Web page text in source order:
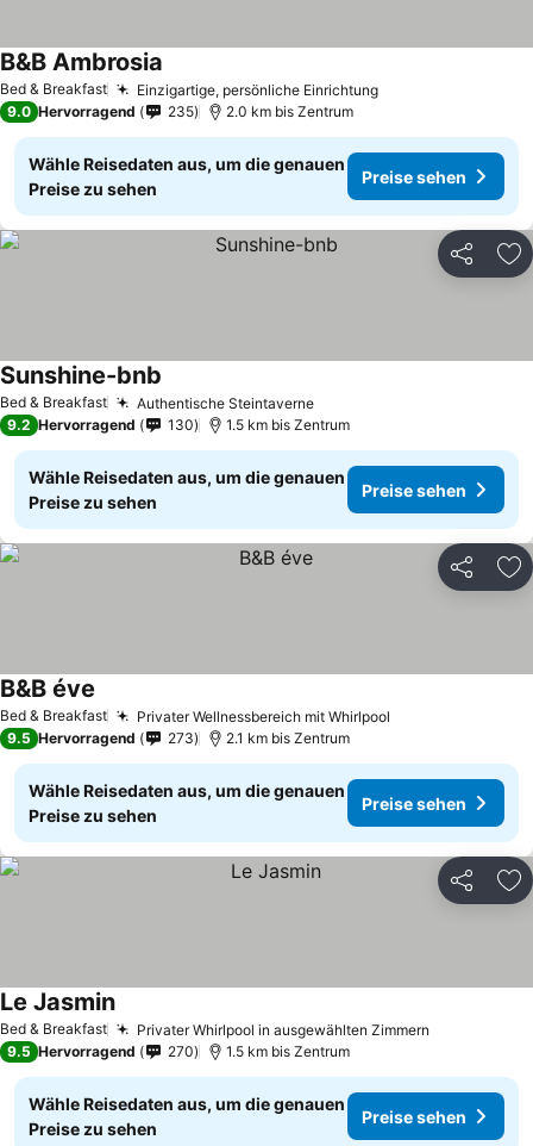
Bed & Breakfast Einzigartige, persönliche Einrichtung
B&B Ambrosia
9.0 Hervorragend 235 2.0 km bis Zentrum
Wähle Reisedaten aus, um die genauen
Preise zu sehen
Preise sehen
Teilen
Bed & Breakfast Authentische Steintaverne
Sunshine-bnb
9.2 Hervorragend 130 1.5 km bis Zentrum
Wähle Reisedaten aus, um die genauen
Preise zu sehen
Preise sehen
Teilen
Bed & Breakfast Privater Wellnessbereich mit Whirlpool
B&B éve
9.5 Hervorragend 273 2.1 km bis Zentrum
Wähle Reisedaten aus, um die genauen
Preise zu sehen
Preise sehen
Teilen
Bed & Breakfast Privater Whirlpool in ausgewählten Zimmern
Le Jasmin
9.5 Hervorragend 270 1.5 km bis Zentrum
Wähle Reisedaten aus, um die genauen
Preise zu sehen
Preise sehen